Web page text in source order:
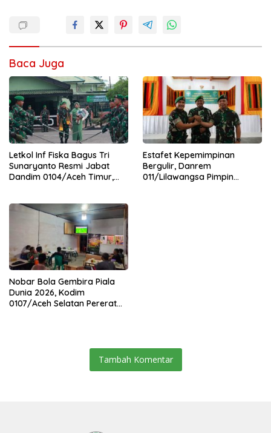
Baca Juga
Letkol Inf Fiska Bagus Tri
Sunaryanto Resmi Jabat
Dandim 0104/Aceh Timur,
0104/Atim
Estafet Kepemimpinan
Bergulir, Danrem
011/Lilawangsa Pimpin
Nobar Bola Gembira Piala
Dunia 2026, Kodim
0107/Aceh Selatan Pererat
Tambah Komentar